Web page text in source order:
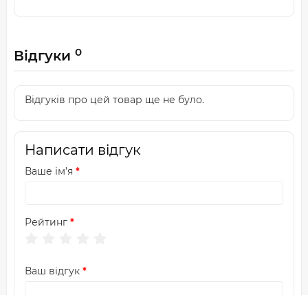
Відгуки 0
Відгуків про цей товар ще не було.
Написати відгук
Ваше ім’я
Рейтинг
Ваш відгук